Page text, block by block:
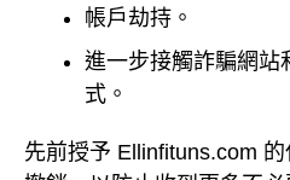
帳戶劫持。
進一步接觸詐騙網站
式。
先前授予 Ellinfituns.com